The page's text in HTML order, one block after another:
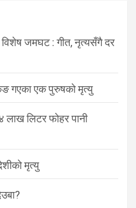
विशेष जमघट : गीत, नृत्यसँगै दर
गएका एक पुरुषको मृत्यु
लाख लिटर फोहर पानी
मृत्यु